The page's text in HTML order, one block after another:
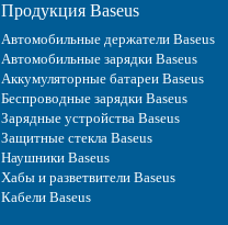
Продукция Baseus
Автомобильные держатели Baseus
Автомобильные зарядки Baseus
Аккумуляторные батареи Baseus
Беспроводные зарядки Baseus
Зарядные устройства Baseus
Защитные стекла Baseus
Наушники Baseus
Хабы и разветвители Baseus
Кабели Baseus